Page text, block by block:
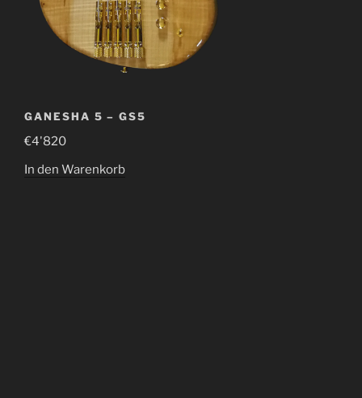
GANESHA 5 – GS5
€4'820
In den Warenkorb